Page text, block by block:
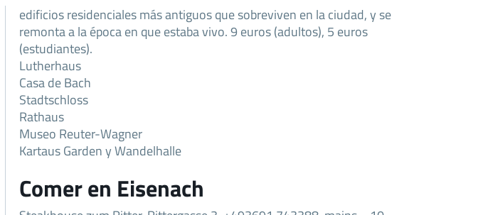
edificios residenciales más antiguos que sobreviven en la ciudad, y se
remonta a la época en que estaba vivo. 9 euros (adultos), 5 euros
(estudiantes).
Lutherhaus
Casa de Bach
Stadtschloss
Rathaus
Museo Reuter-Wagner
Kartaus Garden y Wandelhalle
Comer en Eisenach